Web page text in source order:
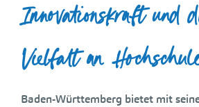
Innovationskraft und
Vielfalt an
Baden-Württemberg bietet mit